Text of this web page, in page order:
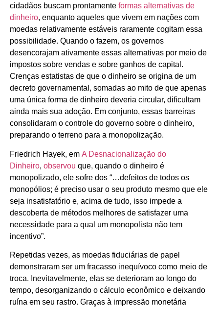
cidadãos buscam prontamente formas alternativas de
dinheiro, enquanto aqueles que vivem em nações com
moedas relativamente estáveis raramente cogitam essa
possibilidade. Quando o fazem, os governos
desencorajam ativamente essas alternativas por meio de
impostos sobre vendas e sobre ganhos de capital.
Crenças estatistas de que o dinheiro se origina de um
decreto governamental, somadas ao mito de que apenas
uma única forma de dinheiro deveria circular, dificultam
ainda mais sua adoção. Em conjunto, essas barreiras
consolidaram o controle do governo sobre o dinheiro,
preparando o terreno para a monopolização.
Friedrich Hayek, em A Desnacionalização do
Dinheiro, observou que, quando o dinheiro é
monopolizado, ele sofre dos “…defeitos de todos os
monopólios; é preciso usar o seu produto mesmo que ele
seja insatisfatório e, acima de tudo, isso impede a
descoberta de métodos melhores de satisfazer uma
necessidade para a qual um monopolista não tem
incentivo”.
Repetidas vezes, as moedas fiduciárias de papel
demonstraram ser um fracasso inequívoco como meio de
troca. Inevitavelmente, elas se deterioram ao longo do
tempo, desorganizando o cálculo econômico e deixando
ruína em seu rastro. Graças à impressão monetária